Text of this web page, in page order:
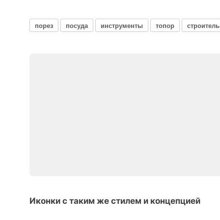
порез посуда инструменты топор
Иконки с таким же стилем и концепцией